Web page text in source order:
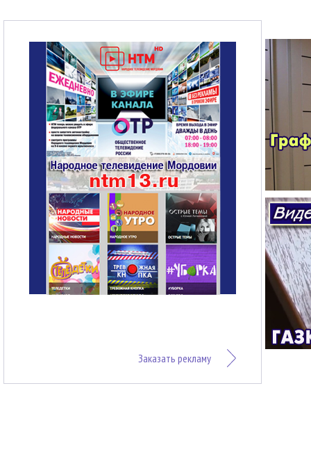
Заказать рекламу